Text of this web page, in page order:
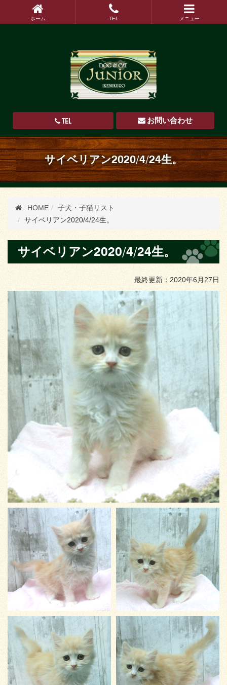
TEL お問い合わせ
ホーム TEL メニュー
サイベリアン2020/4/24生。
HOME
子犬・子猫リスト
サイベリアン2020/4/24生。
サイベリアン2020/4/24生。
最終更新：2020年6月27日